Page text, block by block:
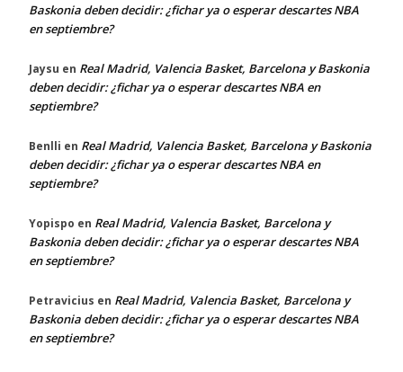
Baskonia deben decidir: ¿fichar ya o esperar descartes NBA
en septiembre?
Jaysu en Real Madrid, Valencia Basket, Barcelona y Baskonia
deben decidir: ¿fichar ya o esperar descartes NBA en
septiembre?
Benlli en Real Madrid, Valencia Basket, Barcelona y Baskonia
deben decidir: ¿fichar ya o esperar descartes NBA en
septiembre?
Yopispo en Real Madrid, Valencia Basket, Barcelona y
Baskonia deben decidir: ¿fichar ya o esperar descartes NBA
en septiembre?
Petravicius en Real Madrid, Valencia Basket, Barcelona y
Baskonia deben decidir: ¿fichar ya o esperar descartes NBA
en septiembre?